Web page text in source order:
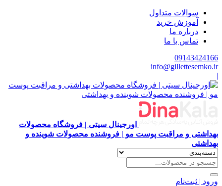
سوالات متداول
آموزش خرید
درباره ما
تماس با ما
09143424166
info@gillettesemko.ir
|
اورجینال سیتی | فروشگاه محصولات
بهداشتی و مراقبت پوست مو | فروشنده محصولات شوینده و
بهداشتی
ورود | ثبت‌نام